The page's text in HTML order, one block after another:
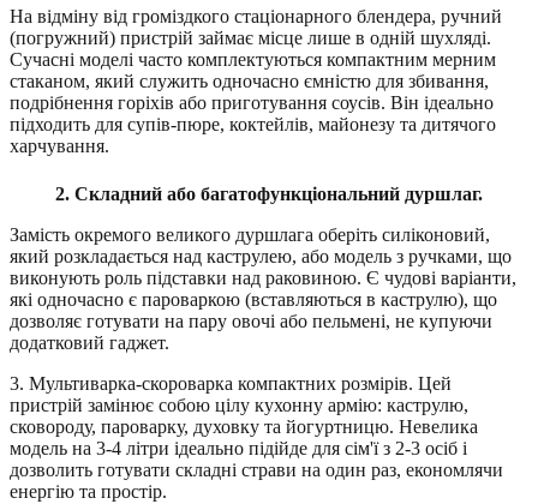
На відміну від громіздкого стаціонарного блендера, ручний
(погружний) пристрій займає місце лише в одній шухляді.
Сучасні моделі часто комплектуються компактним мерним
стаканом, який служить одночасно ємністю для збивання,
подрібнення горіхів або приготування соусів. Він ідеально
підходить для супів-пюре, коктейлів, майонезу та дитячого
харчування.
2. Складний або багатофункціональний дуршлаг.
Замість окремого великого дуршлага оберіть силіконовий,
який розкладається над каструлею, або модель з ручками, що
виконують роль підставки над раковиною. Є чудові варіанти,
які одночасно є пароваркою (вставляються в каструлю), що
дозволяє готувати на пару овочі або пельмені, не купуючи
додатковий гаджет.
3. Мультиварка-скороварка компактних розмірів. Цей
пристрій замінює собою цілу кухонну армію: каструлю,
сковороду, пароварку, духовку та йогуртницю. Невелика
модель на 3-4 літри ідеально підійде для сім'ї з 2-3 осіб і
дозволить готувати складні страви на один раз, економлячи
енергію та простір.